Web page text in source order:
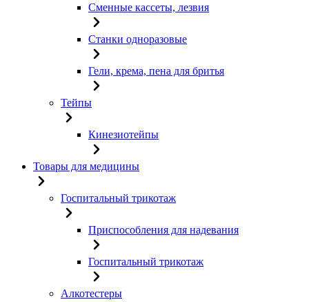
Сменные кассеты, лезвия
Станки одноразовые
Гели, крема, пена для бритья
Тейпы
Кинезиотейпы
Товары для медицины
Госпитальный трикотаж
Приспособления для надевания
Госпитальный трикотаж
Алкотестеры